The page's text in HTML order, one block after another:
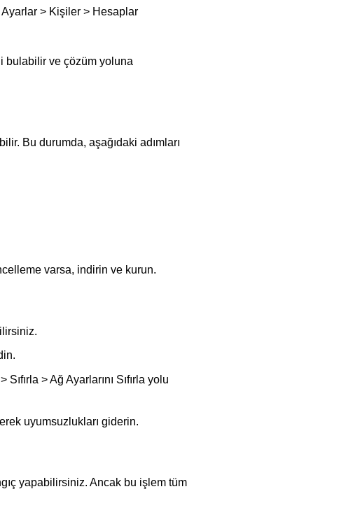
> Kişiler > Hesaplar
bulabilir ve çözüm yoluna
Bu durumda, aşağıdaki adımları
varsa, indirin ve kurun.
> Ağ Ayarlarını Sıfırla yolu
uyumsuzlukları giderin.
yapabilirsiniz. Ancak bu işlem tüm